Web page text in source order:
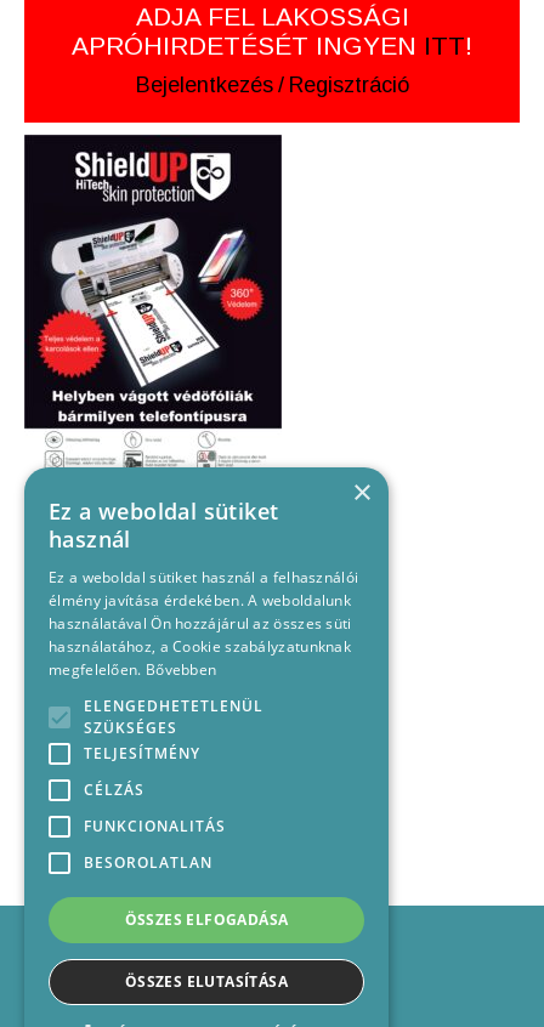
ADJA FEL LAKOSSÁGI
APRÓHIRDETÉSÉT INGYEN ITT!
Bejelentkezés / Regisztráció
Impresszum
Médiajánlat
Felhasználási feltételek
×
Ez a weboldal sütiket
használ
Ez a weboldal sütiket használ a felhasználói
élmény javítása érdekében. A weboldalunk
használatával Ön hozzájárul az összes süti
használatához, a Cookie szabályzatunknak
megfelelően. Bővebben
ELENGEDHETETLENÜL
SZÜKSÉGES
TELJESÍTMÉNY
CÉLZÁS
FUNKCIONALITÁS
BESOROLATLAN
ÖSSZES ELFOGADÁSA
ÖSSZES ELUTASÍTÁSA